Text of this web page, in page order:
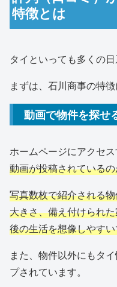
特徴とは
タイといっても多くの
まずは、石川商事の特
動画で物件を探せ
ホームページにアクセス
動画が投稿されている
写真数枚で紹介される
大きさ、備え付けられ
後の生活を想像しやす
また、物件以外にもタ
プされています。